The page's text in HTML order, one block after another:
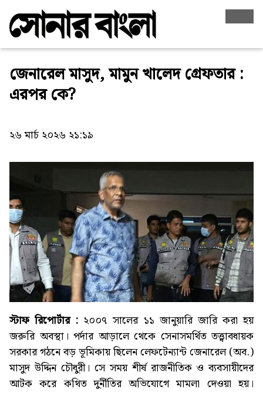
জেনারেল মাসুদ, মামুন খালেদ গ্রেফতার :
এরপর কে?
২৬ মার্চ ২০২৬ ২১:১৯
স্টাফ রিপোর্টার : ২০০৭ সালের ১১ জানুয়ারি জারি করা হয়
জরুরি অবস্থা। পর্দার আড়ালে থেকে সেনাসমর্থিত তত্ত্বাবধায়ক
সরকার গঠনে বড় ভূমিকায় ছিলেন লেফটেন্যান্ট জেনারেল (অব.)
মাসুদ উদ্দিন চৌধুরী। সে সময় শীর্ষ রাজনীতিক ও ব্যবসায়ীদের
আটক করে কথিত দুর্নীতির অভিযোগে মামলা দেওয়া হয়।